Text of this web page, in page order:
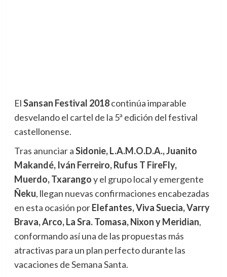
ElSansan Festival 2018continúa imparable
desvelando el cartel de la 5ª edición del festival
castellonense.
Tras anunciar aSidonie, L.A.M.O.D.A., Juanito
Makandé, Iván Ferreiro, Rufus T FireFly,
Muerdo, Txarangoy el grupo local y emergente
Ñeku, llegan nuevas confirmaciones encabezadas
en esta ocasión porElefantes, Viva Suecia, Varry
Brava, Arco, La Sra. Tomasa, Nixon y Meridian,
conformando así una de las propuestas más
atractivas para un plan perfecto durante las
vacaciones de Semana Santa.